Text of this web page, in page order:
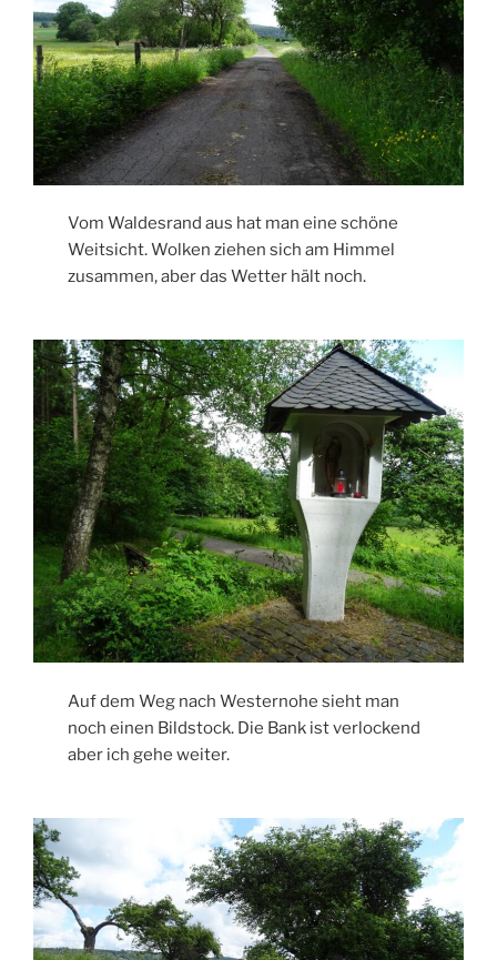
Vom Waldesrand aus hat man eine schöne
Weitsicht. Wolken ziehen sich am Himmel
zusammen, aber das Wetter hält noch.
Auf dem Weg nach Westernohe sieht man
noch einen Bildstock. Die Bank ist verlockend
aber ich gehe weiter.